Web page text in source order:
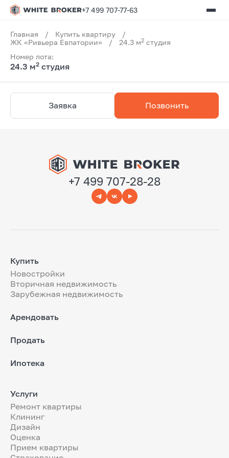
+7 499 707-77-63
Главная / Купить квартиру
/
ЖК «Ривьера Евпатории»
/ 24.3 м2 студия
Номер лота:
24.3 м2 студия
Заявка Позвонить
+7 499 707-28-28
Купить
Новостройки
Вторичная недвижимость
Зарубежная недвижимость
Арендовать
Продать
Ипотека
Услуги
Ремонт квартиры
Клининг
Дизайн
Оценка
Прием квартиры